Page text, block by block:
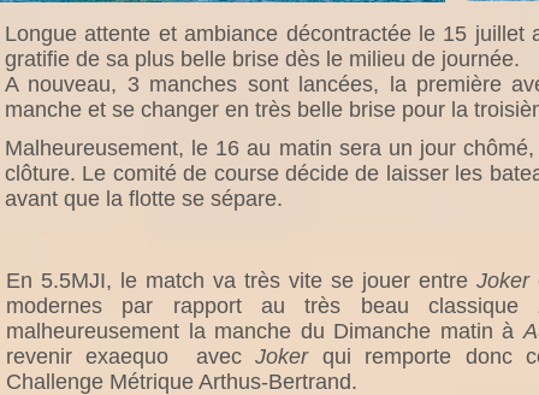
Longue attente et ambiance décontractée le 15
gratifie de sa plus belle brise dès le milieu de journée.
A nouveau, 3 manches sont lancées, la première
manche et se changer en très belle brise pour la
Malheureusement, le 16 au matin sera un jour
clôture. Le comité de course décide de laisser les
avant que la flotte se sépare.
En 5.5MJI, le match va très vite se jouer entre Joker
modernes par rapport au très beau classique
malheureusement la manche du Dimanche matin à
revenir exaequo avecJokerqui remporte donc
Challenge Métrique Arthus-Bertrand.